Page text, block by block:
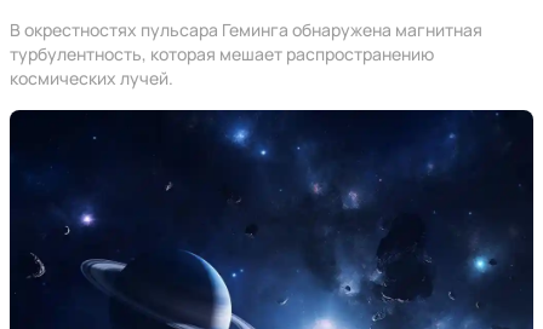
В окрестностях пульсара Геминга обнаружена магнитная
турбулентность, которая мешает распространению
космических лучей.